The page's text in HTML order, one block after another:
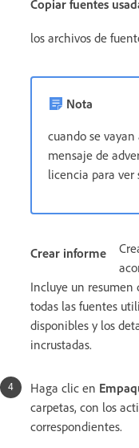
Copiar fuentes
los archivos de
Nota
cuando se
mensaje de
licencia para ver
Crear informe
Incluye un resumen
todas las fuentes
disponibles y los
incrustadas.
Haga clic en
carpetas, con los
correspondientes.